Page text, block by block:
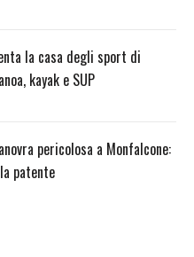
la casa degli sport di
kayak e SUP
pericolosa a Monfalcone:
patente